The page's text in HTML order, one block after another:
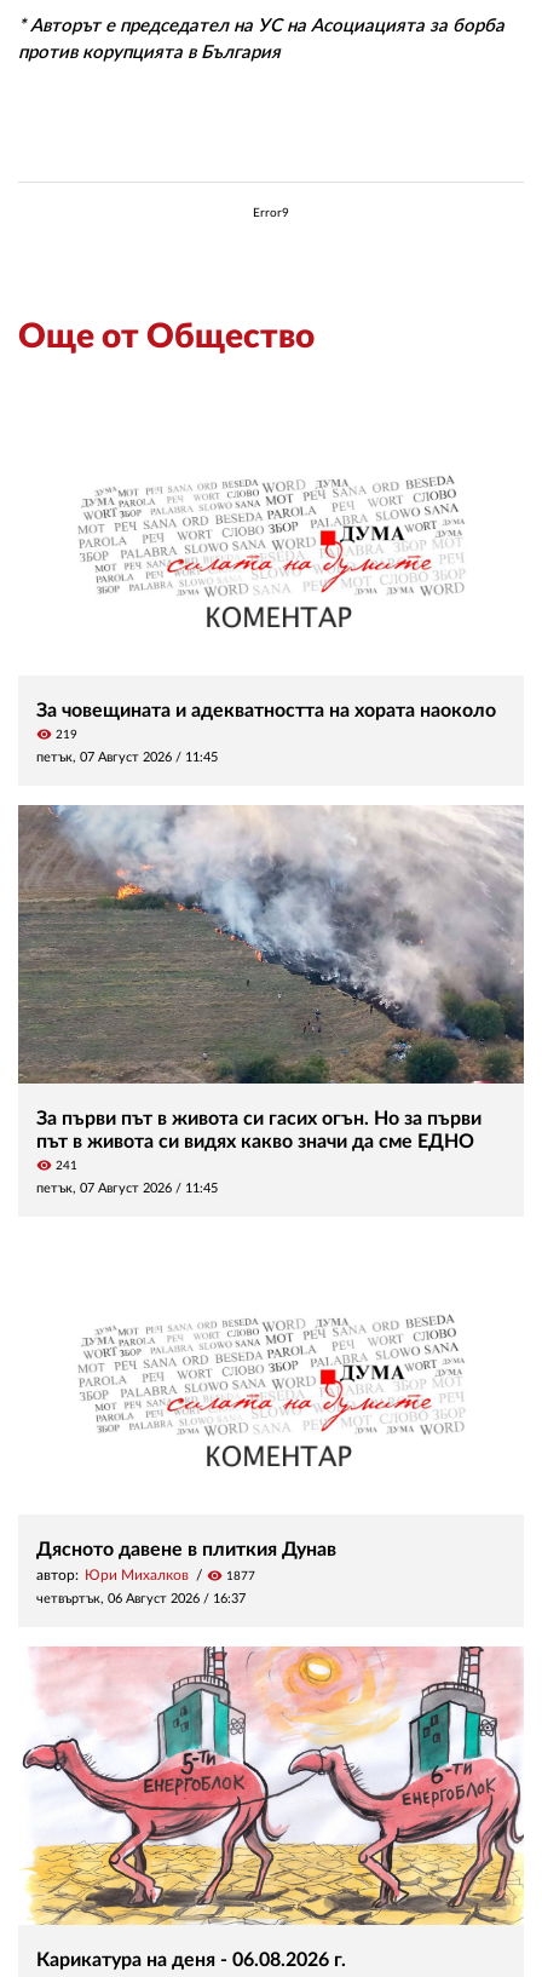
* Авторът е председател на УС на Асоциацията за борба
против корупцията в България
Error9
Още от Общество
За човещината и адекватността на хората наоколо
visibility 219
петък, 07 Август 2026 / 11:45
За първи път в живота си гасих огън. Но за първи
път в живота си видях какво значи да сме ЕДНО
visibility 241
петък, 07 Август 2026 / 11:45
Дясното давене в плиткия Дунав
автор: Юри Михалков visibility 1877
четвъртък, 06 Август 2026 / 16:37
Карикатура на деня - 06.08.2026 г.